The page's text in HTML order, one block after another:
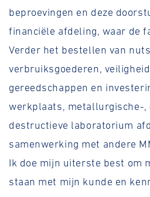
beproevingen en deze
financiële afdeling, waar de
Verder het bestellen van
verbruiksgoederen,
gereedschappen en
werkplaats, metallurgische-,
destructieve laboratorium
samenwerking met andere
Ik doe mijn uiterste best om
staan ​​met mijn kunde en